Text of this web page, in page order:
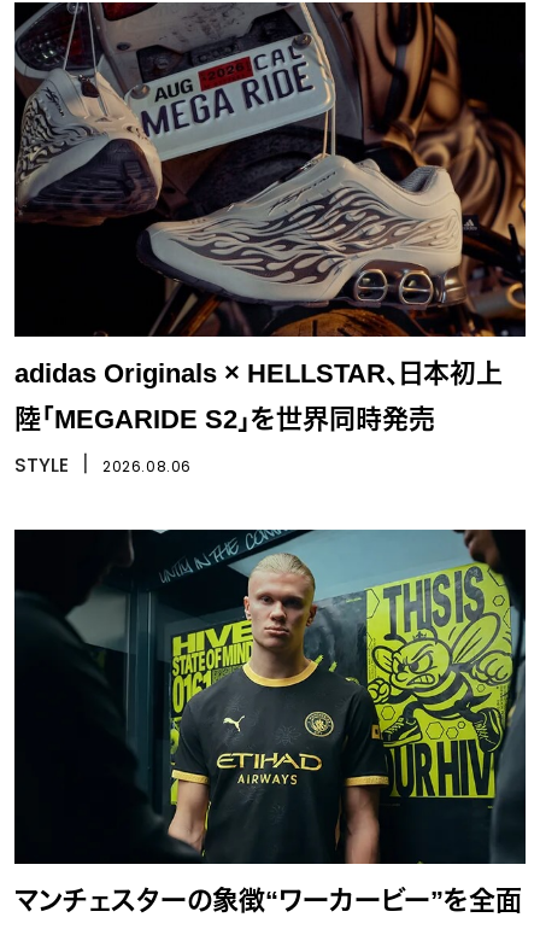
adidas Originals × HELLSTAR、日本初上
陸「MEGARIDE S2」を世界同時発売
STYLE 2026.08.06
マンチェスターの象徴“ワーカービー”を全面